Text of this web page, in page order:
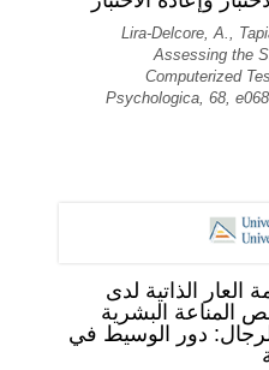
Lira-Delcore, A.,
Assessing the
Computerized
Psychologica, 68,
العار الذاتية لدى
المناعة البشرية
دور الوسيط في